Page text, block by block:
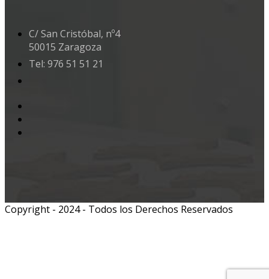
C/ San Cristóbal, nº4
50015 Zaragoza
Tel: 976 51 51 21
Copyright - 2024 - Todos los Derechos Reservados